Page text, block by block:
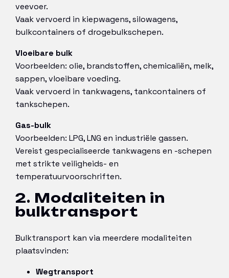
veevoer.
Vaak vervoerd in kiepwagens, silowagens,
bulkcontainers of drogebulkschepen.
Vloeibare bulk
Voorbeelden: olie, brandstoffen, chemicaliën, melk,
sappen, vloeibare voeding.
Vaak vervoerd in tankwagens, tankcontainers of
tankschepen.
Gas-bulk
Voorbeelden: LPG, LNG en industriële gassen.
Vereist gespecialiseerde tankwagens en -schepen
met strikte veiligheids- en
temperatuurvoorschriften.
2. Modaliteiten in
bulktransport
Bulktransport kan via meerdere modaliteiten
plaatsvinden:
Wegtransport